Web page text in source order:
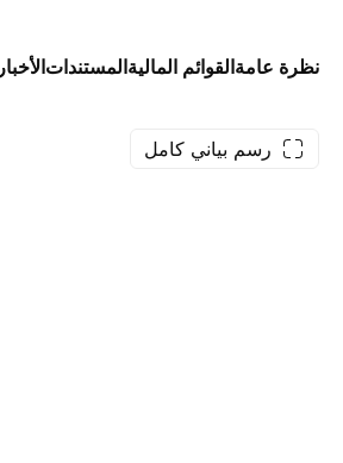
نظرة عامةالقوائم الماليةالمستنداتالأخبار
رسم بياني كامل